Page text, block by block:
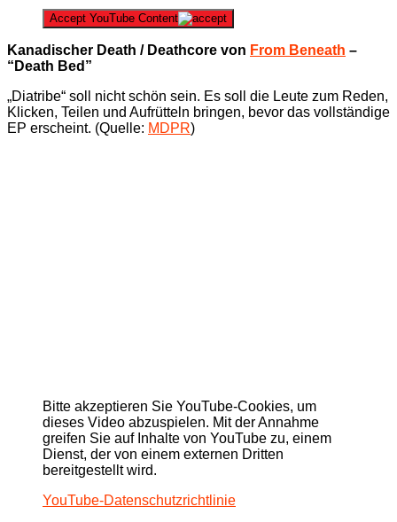
Accept YouTube Content
Kanadischer Death / Deathcore von From Beneath –
“Death Bed”
„Diatribe“ soll nicht schön sein. Es soll die Leute zum Reden,
Klicken, Teilen und Aufrütteln bringen, bevor das vollständige
EP erscheint. (Quelle: MDPR)
Bitte akzeptieren Sie YouTube-Cookies, um
dieses Video abzuspielen. Mit der Annahme
greifen Sie auf Inhalte von YouTube zu, einem
Dienst, der von einem externen Dritten
bereitgestellt wird.
YouTube-Datenschutzrichtlinie